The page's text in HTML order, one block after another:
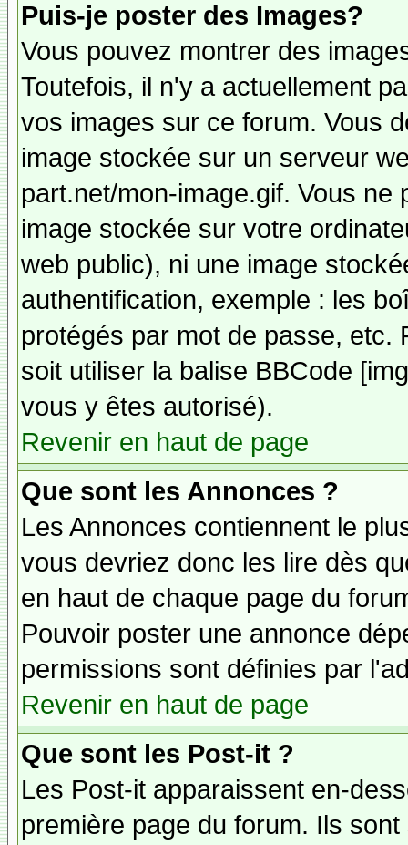
Puis-je poster des Images?
Vous pouvez montrer des
Toutefois, il n'y a actuellement
vos images sur ce forum. Vous
image stockée sur un serveur
part.net/mon-image.gif. Vous
image stockée sur votre
web public), ni une image
authentification, exemple : les
protégés par mot de passe, etc.
soit utiliser la balise BBCode
vous y êtes autorisé).
Revenir en haut de page
Que sont les Annonces ?
Les Annonces contiennent le
vous devriez donc les lire dès
en haut de chaque page du
Pouvoir poster une annonce
permissions sont définies par
Revenir en haut de page
Que sont les Post-it ?
Les Post-it apparaissent en-
première page du forum. Ils